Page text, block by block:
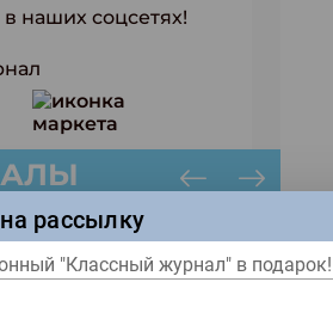
наших соцсетях!
рассылку
"Классный журнал" в подарок!